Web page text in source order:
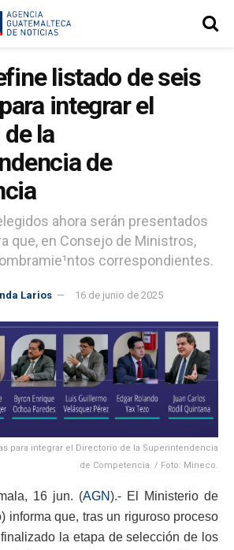
listado de seis
integrar el
la
de
ahora serán presentados
que, en Consejo de Ministros,
correspondientes.
Larios 16 de junio de 2025
para integrar el Directorio de la Superintendencia
de Competencia. / Foto: Mineco.
16 jun. (AGN).- El Ministerio de
informa que, tras un riguroso proceso
la etapa de selección de los